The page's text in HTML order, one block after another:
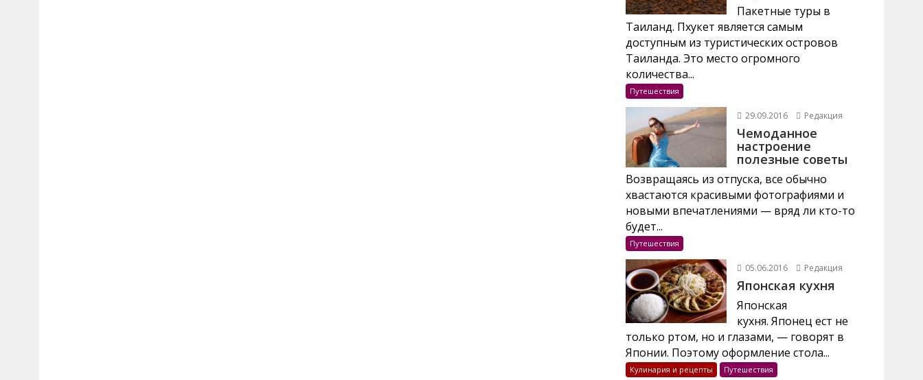
Пакетные туры в
Таиланд. Пхукет является самым
доступным из туристических островов
Таиланда. Это место огромного
количества...
Путешествия
29.09.2016 Редакция
Чемоданное
настроение
полезные советы
Возвращаясь из отпуска, все обычно
хвастаются красивыми фотографиями и
новыми впечатлениями — вряд ли кто-то
будет...
Путешествия
05.06.2016 Редакция
Японская кухня
Японская
кухня. Японец ест не
только ртом, но и глазами, — говорят в
Японии. Поэтому оформление стола...
Кулинария и рецепты Путешествия